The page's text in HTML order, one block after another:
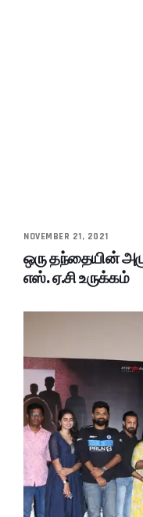
NOVEMBER 21, 2021
ஒரு தந்தையின்
எஸ். ஏ.சி உருக்கம்